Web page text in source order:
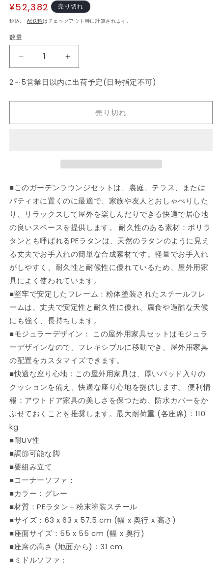
通
常
格
¥52,382 売り切れ
税込。 配送料はチェックアウト時に計算されます。
数
数量
vidaXL
ー
セ
ッ
ト
ク
ッ
シ
ョ
ン
付
き
グ
レ
ー
ポ
ラ
タ
ン
製
家
ア
ウ
ド
家
具
屋
外
家
具
vidaXL
ー
セ
ッ
ト
ク
ッ
ョ
ン
付
き
グ
レ
ー
ポ
ラ
タ
ン
製
家
ア
具
屋
外
家
2～5営業日以内に出荷予定(日時指定不可)
売り切れ
■このガーデンラウンジセットは、裏庭、テラス、または
パティオに置くのに最適で、家族や友人とおしゃべりした
り、リラックスして屋外を楽しんだりできる快適で居心地
の良いスペースを提供します。 耐久性のある素材：ポリラ
タンとも呼ばれるPEラタンは、天然のラタンのように見え
る丈夫でお手入れの簡単な合成素材です。軽量でお手入れ
がしやすく、耐久性と耐候性に優れているため、屋外用家
具によく使われています。
■堅牢で安定したフレーム：粉体塗装されたスチールフレ
ームは、丈夫で安定性と耐久性に優れ、腐食や過酷な天候
にも強く、長持ちします。
■モジュラーデザイン： この屋外用家具セットはモジュラ
ーデザインなので、フレキシブルに移動でき、屋外用家具
の配置をカスタマイズできます。
■快適な座り心地：この屋外用家具は、厚いパッド入りの
クッションを備え、快適な座り心地を提供します。 便利情
報：アウトドア家具の美しさを保つため、防水カバーをか
ぶせておくことを推奨します。最大耐荷重 (各座席)：110
kg
■耐UV性
■調節可能な脚
■要組み立て
■コーナーソファ：
■カラー：グレー
■材質：PEラタン＋粉末塗装スチール
■サイズ：63 x 63 x 57.5 cm (幅 x 奥行 x 高さ)
■座面サイズ：55 x 55 cm (幅 x 奥行)
■座席の高さ (地面から)：31 cm
■ミドルソファ：